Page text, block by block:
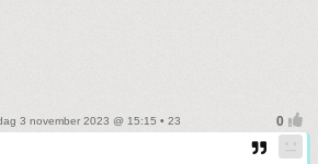
3 november 2023 @ 15:15 • 23